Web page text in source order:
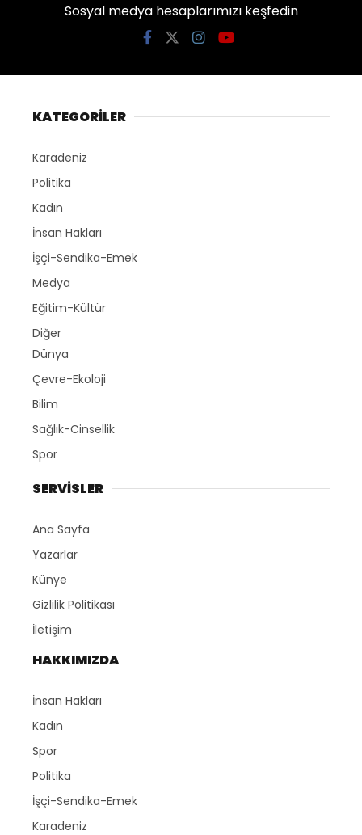
Sosyal medya hesaplarımızı keşfedin
KATEGORİLER
Karadeniz
Politika
Kadın
İnsan Hakları
İşçi-Sendika-Emek
Medya
Eğitim-Kültür
Diğer
Dünya
Çevre-Ekoloji
Bilim
Sağlık-Cinsellik
Spor
SERVİSLER
Ana Sayfa
Yazarlar
Künye
Gizlilik Politikası
İletişim
HAKKIMIZDA
İnsan Hakları
Kadın
Spor
Politika
İşçi-Sendika-Emek
Karadeniz